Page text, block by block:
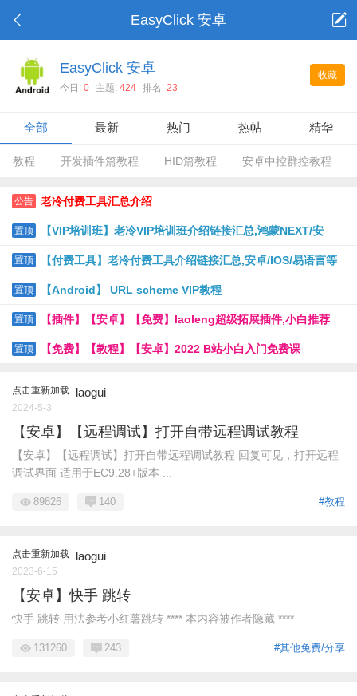
EasyClick 安卓
收藏
EasyClick 安卓
今日: 0 主题: 424 排名: 23
全部 最新 热门 热帖 精华
教程 开发插件篇教程 HID篇教程 安卓中控群控教程
公告 老冷付费工具汇总介绍
置顶 【VIP培训班】老冷VIP培训班介绍链接汇总,鸿蒙NEXT/安
卓/IOS USB版/IOS脱机版/PHP等
置顶 【付费工具】老冷付费工具介绍链接汇总,安卓/IOS/易语言等
置顶 【Android】 URL scheme VIP教程
置顶 【插件】【安卓】【免费】laoleng超级拓展插件,小白推荐
置顶 【免费】【教程】【安卓】2022 B站小白入门免费课
点击重新加载 laogui
2024-5-3
【安卓】【远程调试】打开自带远程调试教程
【安卓】【远程调试】打开自带远程调试教程 回复可见，打开远程
调试界面 适用于EC9.28+版本 ...
#教程
89826 140
点击重新加载 laogui
2023-6-15
【安卓】快手 跳转
快手 跳转 用法参考小红薯跳转 **** 本内容被作者隐藏 ****
#其他免费/分享
131260 243